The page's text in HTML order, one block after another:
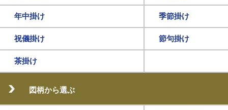
年中掛け 季節掛け
祝儀掛け 節句掛け
茶掛け
図柄から選ぶ